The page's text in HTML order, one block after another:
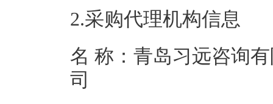
2.采购代理机构信息
名 称：青岛习远咨询